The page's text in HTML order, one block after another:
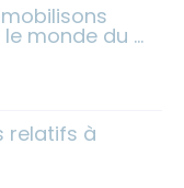
monde du
relatifs à